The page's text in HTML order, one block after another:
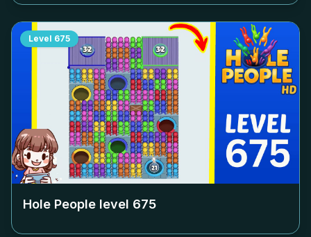
Level 675
Hole People level 675